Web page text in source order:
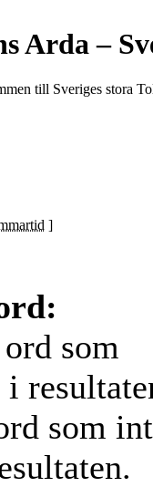
Arda –
till Sveriges stora
]
som
i
som